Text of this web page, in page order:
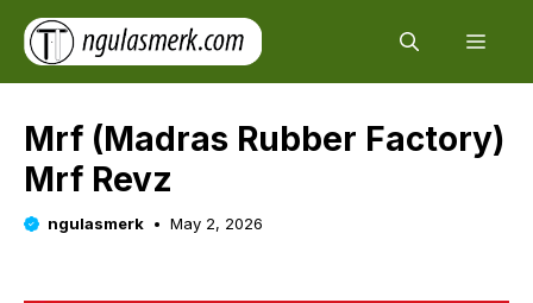
Skip
content
Mrf (Madras Rubber Factory)
Mrf Revz
ngulasmerk May 2, 2026